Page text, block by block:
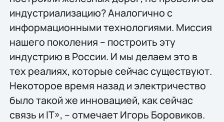
индустриализацию? Аналогично с
информационными технологиями. Миссия
нашего поколения – построить эту
индустрию в России. И мы делаем это в
тех реалиях, которые сейчас существуют.
Некоторое время назад и электричество
было такой же инновацией, как сейчас
связь и IT», – отмечает Игорь Боровиков.